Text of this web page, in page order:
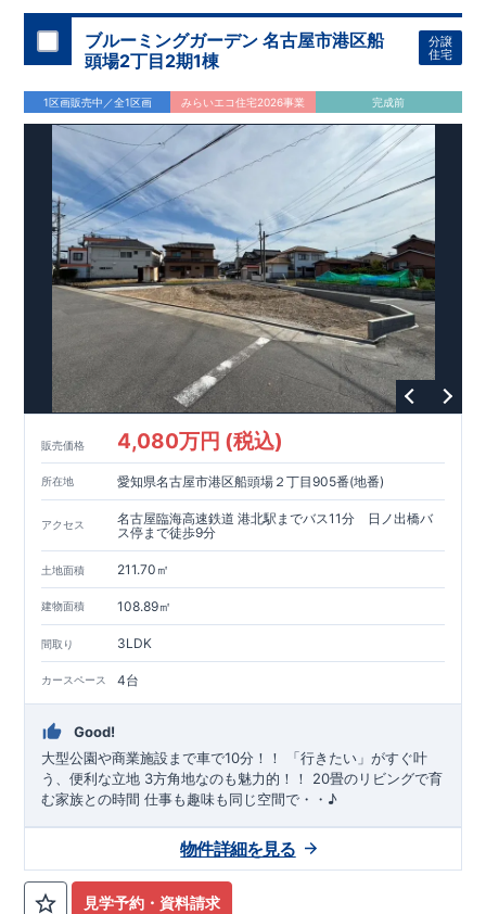
ブルーミングガーデン 名古屋市港区船
頭場2丁目2期1棟
分譲
住宅
1区画販売中／全1区画 みらいエコ住宅2026事業 完成前
販売価格 4,080万円 (税込)
所在地 愛知県名古屋市港区船頭場２丁目905番(地番)
アクセス
名古屋臨海高速鉄道 港北駅までバス11分 日ノ出橋バ
ス停まで徒歩9分
土地面積 211.70㎡
建物面積 108.89㎡
間取り 3LDK
カースペース 4台
Good!
大型公園や商業施設まで車で10分！！ 「行きたい」がすぐ叶
う、便利な立地 3方角地なのも魅力的！！ 20畳のリビングで育
む家族との時間 仕事も趣味も同じ空間で・・♪
見学予約・資料請求
物件詳細を見る